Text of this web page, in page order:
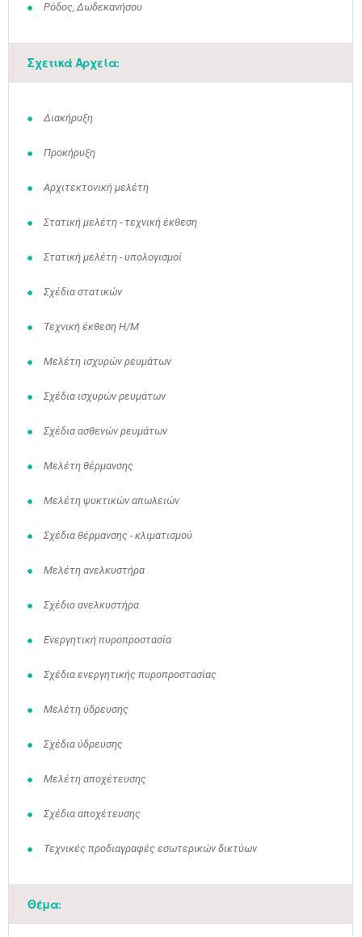
Ρόδος, Δωδεκανήσου
Σχετικά Αρχεία:
Διακήρυξη
Προκήρυξη
Αρχιτεκτονική μελέτη
Στατική μελέτη - τεχνική έκθεση
Στατική μελέτη - υπολογισμοί
Σχέδια στατικών
Τεχνική έκθεση Η/Μ
Μελέτη ισχυρών ρευμάτων
Σχέδια ισχυρών ρευμάτων
Σχέδια ασθενών ρευμάτων
Μελέτη θέρμανσης
Μελέτη ψυκτικών απωλειών
Σχέδια θέρμανσης - κλιματισμού
Μελέτη ανελκυστήρα
Σχέδιο ανελκυστήρα
Ενεργητική πυροπροστασία
Σχέδια ενεργητικής πυροπροστασίας
Μελέτη ύδρευσης
Σχέδια ύδρευσης
Μελέτη αποχέτευσης
Σχέδια αποχέτευσης
Τεχνικές προδιαγραφές εσωτερικών δικτύων
Θέμα:
4
•
5
•
6
•
7
•
10 11
•
12 13 14 15 16